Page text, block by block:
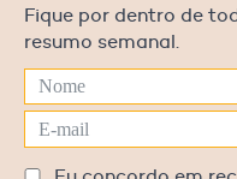
Fique por dentro de
resumo semanal.